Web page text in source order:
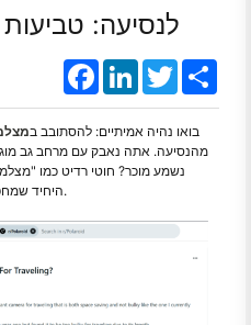
לנסיעה:
FacebookLinkedInTwitter
בואו נהיה אמיתיים: להסתובב ב
מהנסיעה. אתה נאבק עם מרחב גב
נשמע מוכר? חוטי רדיט כמו
היחיד שמחפש בחירה טובה יותר, ידידותית לנסיעה.